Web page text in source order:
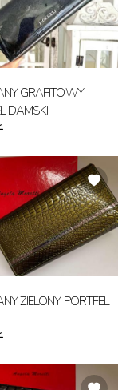
GRAFITOWY
DAMSKI
ZIELONY PORTFEL